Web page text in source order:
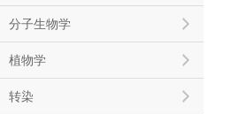
分子生物学
植物学
转染